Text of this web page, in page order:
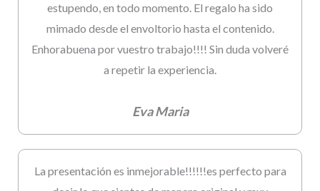
estupendo, en todo momento. El regalo ha sido
mimado desde el envoltorio hasta el contenido.
Enhorabuena por vuestro trabajo!!!! Sin duda volveré
a repetir la experiencia.
Eva Maria
La presentación es inmejorable!!!!!!es perfecto para